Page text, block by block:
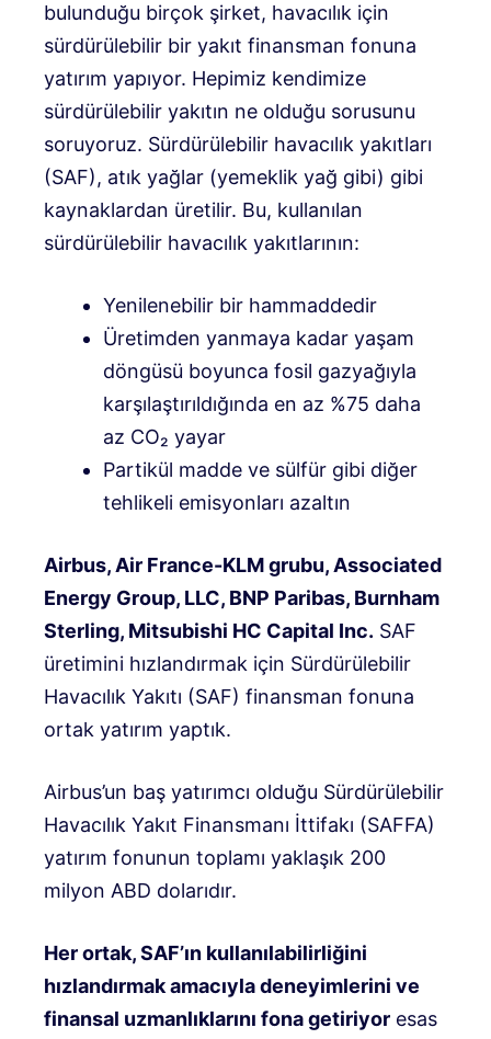
bulunduğu birçok şirket, havacılık için
sürdürülebilir bir yakıt finansman fonuna
yatırım yapıyor. Hepimiz kendimize
sürdürülebilir yakıtın ne olduğu sorusunu
soruyoruz. Sürdürülebilir havacılık yakıtları
(SAF), atık yağlar (yemeklik yağ gibi) gibi
kaynaklardan üretilir. Bu, kullanılan
sürdürülebilir havacılık yakıtlarının:
Yenilenebilir bir hammaddedir
Üretimden yanmaya kadar yaşam
döngüsü boyunca fosil gazyağıyla
karşılaştırıldığında en az %75 daha
az CO₂ yayar
Partikül madde ve sülfür gibi diğer
tehlikeli emisyonları azaltın
Airbus, Air France-KLM grubu, Associated
Energy Group, LLC, BNP Paribas, Burnham
Sterling, Mitsubishi HC Capital Inc. SAF
üretimini hızlandırmak için Sürdürülebilir
Havacılık Yakıtı (SAF) finansman fonuna
ortak yatırım yaptık.
Airbus’un baş yatırımcı olduğu Sürdürülebilir
Havacılık Yakıt Finansmanı İttifakı (SAFFA)
yatırım fonunun toplamı yaklaşık 200
milyon ABD dolarıdır.
Her ortak, SAF’ın kullanılabilirliğini
hızlandırmak amacıyla deneyimlerini ve
finansal uzmanlıklarını fona getiriyor esas